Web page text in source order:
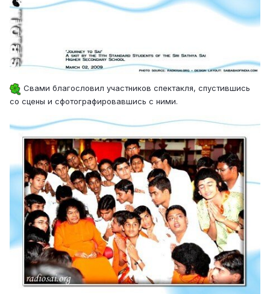
Свами благословил участников спектакля, спустившись
со сцены и сфотографировавшись с ними.